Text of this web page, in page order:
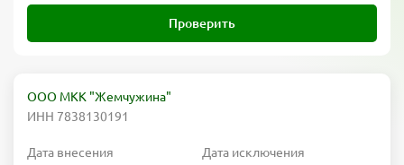
Проверить
ООО МКК "Жемчужина"
ИНН 7838130191
Дата внесения
Дата исключения